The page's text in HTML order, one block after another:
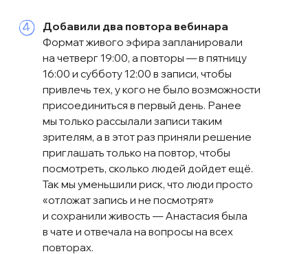
Подобные метки мы ставили
и на кнопки в рассылках.Это
позволяло вытаскивать сегменты
пользователей и делать им отдельные